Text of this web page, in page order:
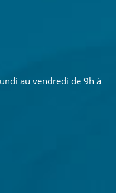
au vendredi de 9h à